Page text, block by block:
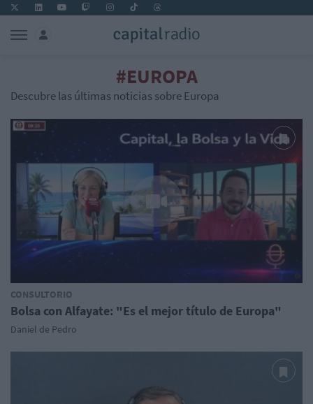
#EUROPA
Descubre las últimas noticias sobre Europa
CONSULTORIO
Bolsa con Alfayate: "Es el mejor título de Europa"
Daniel de Pedro